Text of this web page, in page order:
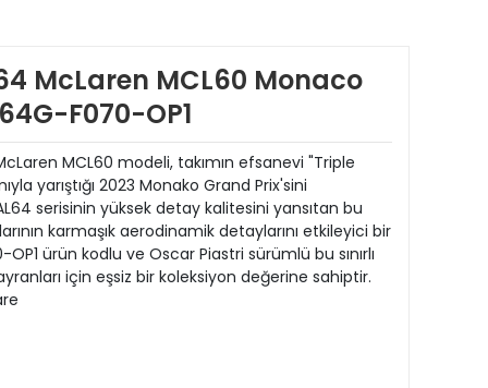
McLaren MCL60 Monaco
F070-OP1
MCL60 modeli, takımın efsanevi "Triple
yarıştığı 2023 Monako Grand Prix'sini
serisinin yüksek detay kalitesini yansıtan bu
karmaşık aerodinamik detaylarını etkileyici bir
ürün kodlu ve Oscar Piastri sürümlü bu sınırlı
için eşsiz bir koleksiyon değerine sahiptir.